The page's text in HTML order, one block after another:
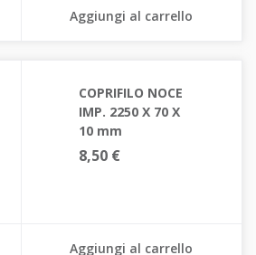
Aggiungi al carrello
COPRIFILO NOCE
IMP. 2250 X 70 X
10 mm
8,50 €
Aggiungi al carrello